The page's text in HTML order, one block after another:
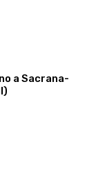
a Sacrana-